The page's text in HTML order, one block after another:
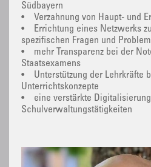
Südbayern
• Verzahnung von Haupt- und
• Errichtung eines Netzwerks
spezifischen Fragen und
• mehr Transparenz bei der
Staatsexamens
• Unterstützung der Lehrkräfte
Unterrichtskonzepte
• eine verstärkte
Schulverwaltungstätigkeiten